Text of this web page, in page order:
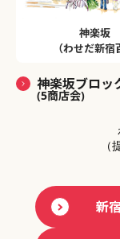
神楽坂
（わせだ新宿
神楽坂ブロッ
(5商店会)
新